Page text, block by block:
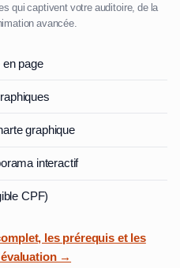
qui captivent votre auditoire, de la
avancée.
page
graphique
interactif
CPF)
les prérequis et les
→